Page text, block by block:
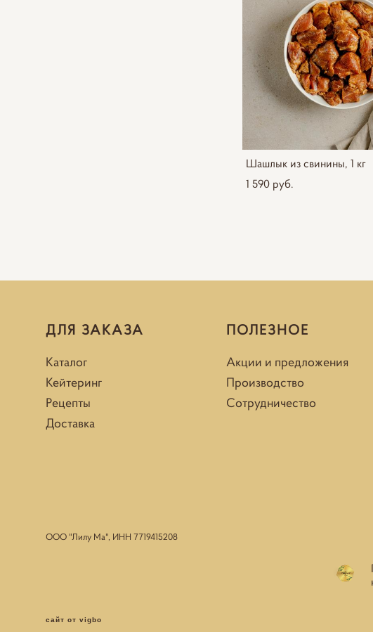
Шашлык из свинины, 1 кг
1 590 pуб.
ДЛЯ ЗАКАЗА
Каталог
Кейтеринг
Рецепты
Доставка
ПОЛЕЗНОЕ
Акции и предложения
Производство
Сотрудничество
ООО "Лилу Ма", ИНН 7719415208
сайт от vigbo